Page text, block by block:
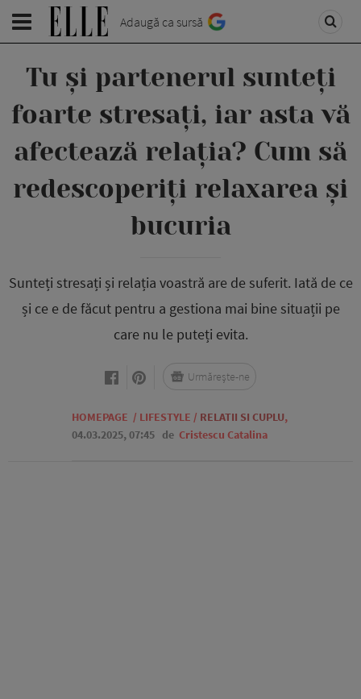
Adaugă ca sursă
Tu și partenerul sunteți
foarte stresați, iar asta vă
afectează relația? Cum să
redescoperiți relaxarea și
bucuria
Sunteți stresați și relația voastră are de suferit. Iată de ce
și ce e de făcut pentru a gestiona mai bine situații pe
care nu le puteți evita.
HOMEPAGE / LIFESTYLE / RELATII SI CUPLU,
04.03.2025, 07:45 de Cristescu Catalina
Urmărește-ne